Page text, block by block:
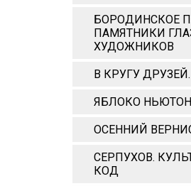
БОРОДИНСКОЕ
ПАМЯТНИКИ
ХУДОЖНИКОВ
В КРУГУ
ЯБЛОКО
ОСЕННИЙ
СЕРПУХОВ.
КОД